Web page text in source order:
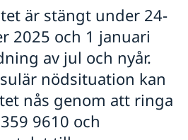
to issue Apostille
företag
är stängt under 24-
2025 och 1 januari
av jul och nyår.
nödsituation kan
nås genom att ringa
9610 och